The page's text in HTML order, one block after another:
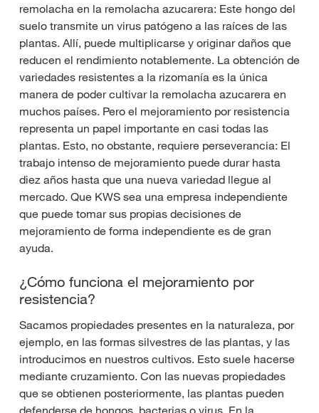
remolacha en la remolacha azucarera: Este hongo del
suelo transmite un virus patógeno a las raíces de las
plantas. Allí, puede multiplicarse y originar daños que
reducen el rendimiento notablemente. La obtención de
variedades resistentes a la rizomanía es la única
manera de poder cultivar la remolacha azucarera en
muchos países. Pero el mejoramiento por resistencia
representa un papel importante en casi todas las
plantas. Esto, no obstante, requiere perseverancia: El
trabajo intenso de mejoramiento puede durar hasta
diez años hasta que una nueva variedad llegue al
mercado. Que KWS sea una empresa independiente
que puede tomar sus propias decisiones de
mejoramiento de forma independiente es de gran
ayuda.
¿Cómo funciona el mejoramiento por
resistencia?
Sacamos propiedades presentes en la naturaleza, por
ejemplo, en las formas silvestres de las plantas, y las
introducimos en nuestros cultivos. Esto suele hacerse
mediante cruzamiento. Con las nuevas propiedades
que se obtienen posteriormente, las plantas pueden
defenderse de hongos, bacterias o virus. En la